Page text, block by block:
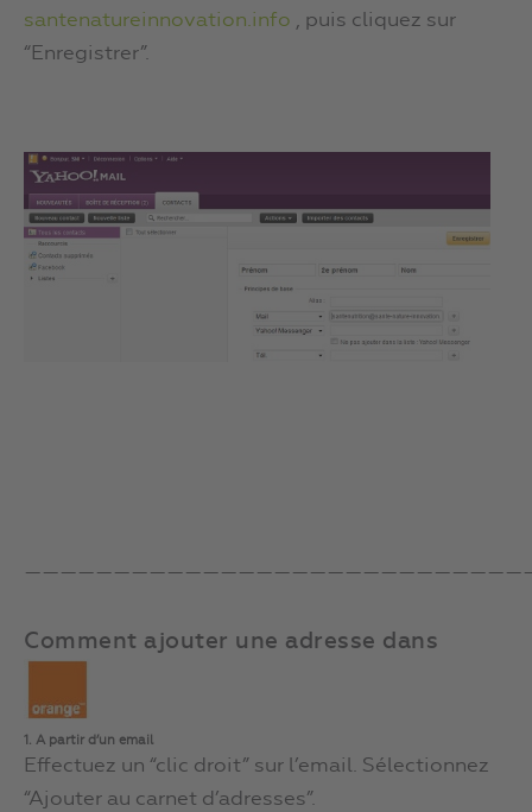
santenatureinnovation.info , puis cliquez sur
“Enregistrer”.
Comment ajouter une adresse dans
1. A partir d’un email
Effectuez un “clic droit” sur l’email. Sélectionnez
“Ajouter au carnet d’adresses”.